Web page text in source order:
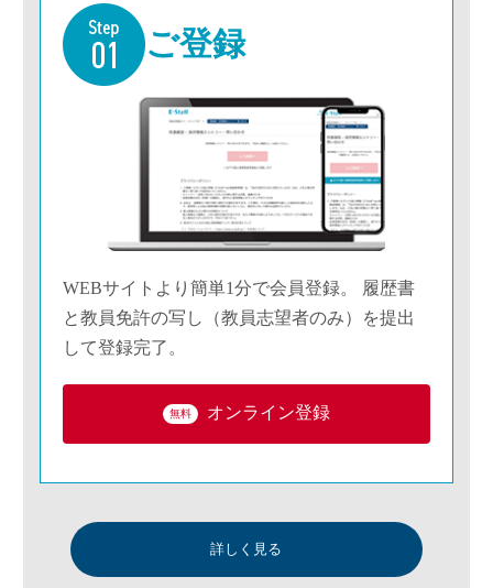
ご登録
WEBサイトより簡単1分で会員登録。 履歴書
と教員免許の写し（教員志望者のみ）を提出
して登録完了。
無料 オンライン登録
詳しく見る